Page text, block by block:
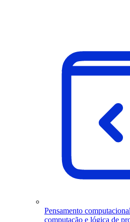
Pensamento
computação e lógica de